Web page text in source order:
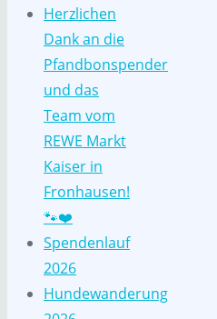
Herzlichen
Dank an die
Pfandbonspender
und das
Team vom
REWE Markt
Kaiser in
Fronhausen!
🐾❤️
Spendenlauf
2026
Hundewanderung